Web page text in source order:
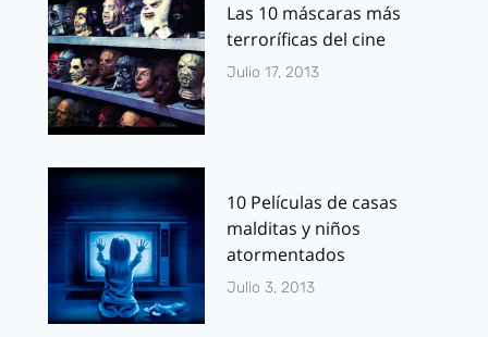
Las 10 máscaras más
terroríficas del cine
Julio 17, 2013
10 Películas de casas
malditas y niños
atormentados
Julio 3, 2013